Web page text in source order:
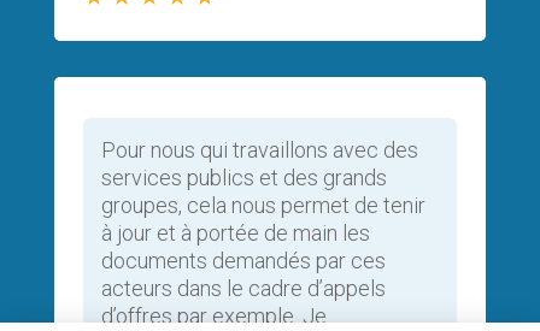
Pour nous qui travaillons avec des
services publics et des grands
groupes, cela nous permet de tenir
à jour et à portée de main les
documents demandés par ces
acteurs dans le cadre d’appels
d’offres par exemple. Je